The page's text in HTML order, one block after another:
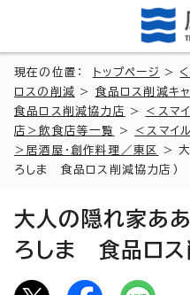
現在の位置： トップページ >
ロスの削減 > 食品ロス削減キャ
食品ロス削減協力店
>
＜スマ
店＞飲食店等一覧
>
＜スマイ
＞居酒屋・創作料理／東区
> 大
ろしま 食品ロス削減協力店）
大人の隠れ家あ
ろしま 食品ロス